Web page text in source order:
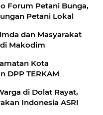
Forum Petani Bunga,
Petani Lokal
dan Masyarakat
Makodim
Kota
DPP TERKAM
di Dolat Rayat,
Indonesia ASRI